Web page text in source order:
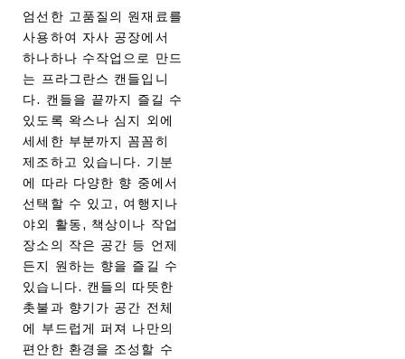
엄선한 고품질의 원재료를
사용하여 자사 공장에서
하나하나 수작업으로 만드
는 프라그란스 캔들입니
다. 캔들을 끝까지 즐길 수
있도록 왁스나 심지 외에
세세한 부분까지 꼼꼼히
제조하고 있습니다. 기분
에 따라 다양한 향 중에서
선택할 수 있고, 여행지나
야외 활동, 책상이나 작업
장소의 작은 공간 등 언제
든지 원하는 향을 즐길 수
있습니다. 캔들의 따뜻한
촛불과 향기가 공간 전체
에 부드럽게 퍼져 나만의
편안한 환경을 조성할 수